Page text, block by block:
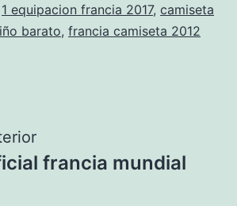
1 equipacion francia 2017, camiseta
barato, francia camiseta 2012
francia mundial